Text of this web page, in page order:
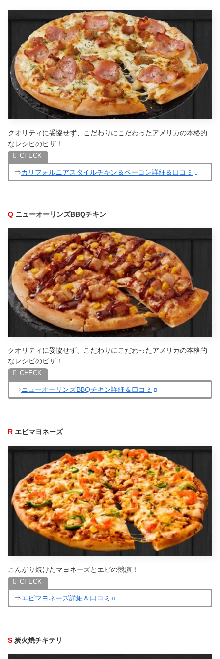
クオリティに妥協せず、こだわりにこだわったアメリカの本格的
なレシピのピザ！
⇒カリフォルニアスタイルチキン＆ベーコン詳細＆口コミ
Q ニューオーリンズBBQチキン
クオリティに妥協せず、こだわりにこだわったアメリカの本格的
なレシピのピザ！
⇒ニューオーリンズBBQチキン詳細＆口コミ
R エビマヨネーズ
こんがり焼けたマヨネーズとエビの競演！
⇒エビマヨネーズ詳細＆口コミ
S 炭火焼チキテリ